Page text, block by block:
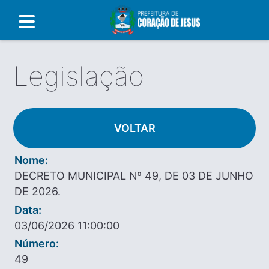
Legislação
VOLTAR
Nome:
DECRETO MUNICIPAL Nº 49, DE 03 DE JUNHO
DE 2026.
Data:
03/06/2026 11:00:00
Número:
49